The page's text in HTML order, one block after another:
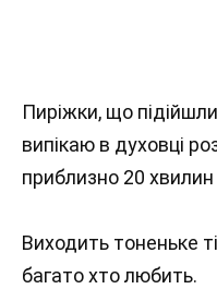
Пиріжки, що
випікаю в духовці
приблизно 20 хвилин
Виходить тоненьке
багато хто любить.